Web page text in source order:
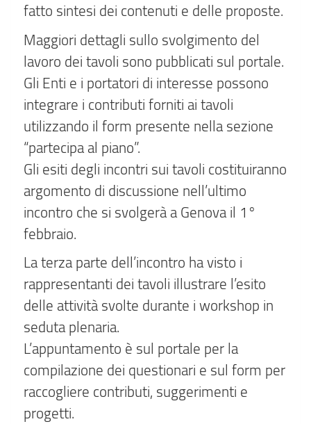
fatto sintesi dei contenuti e delle proposte.
Maggiori dettagli sullo svolgimento del
lavoro dei tavoli sono pubblicati sul portale.
Gli Enti e i portatori di interesse possono
integrare i contributi forniti ai tavoli
utilizzando il form presente nella sezione
“partecipa al piano”.
Gli esiti degli incontri sui tavoli costituiranno
argomento di discussione nell’ultimo
incontro che si svolgerà a Genova il 1°
febbraio.
La terza parte dell’incontro ha visto i
rappresentanti dei tavoli illustrare l’esito
delle attività svolte durante i workshop in
seduta plenaria.
L’appuntamento è sul portale per la
compilazione dei questionari e sul form per
raccogliere contributi, suggerimenti e
progetti.